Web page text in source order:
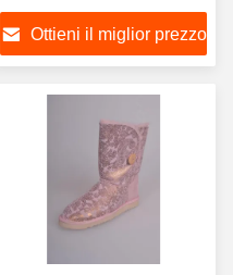
Ottieni il miglior prezzo